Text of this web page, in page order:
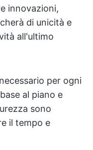
innovazioni,
di unicità e
all'ultimo
per ogni
al piano e
sono
il tempo e